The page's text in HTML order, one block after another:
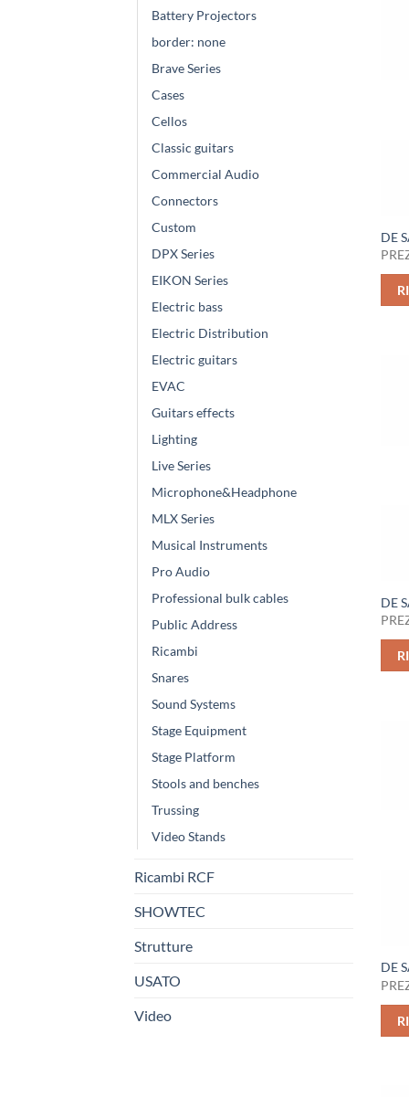
Battery Projectors
border: none
Brave Series
Cases
Cellos
Classic guitars
Commercial Audio
Connectors
Custom
DPX Series
EIKON Series
Electric bass
Electric Distribution
Electric guitars
EVAC
Guitars effects
Lighting
Live Series
Microphone&Headphone
MLX Series
Musical Instruments
Pro Audio
Professional bulk cables
Public Address
Ricambi
Snares
Sound Systems
Stage Equipment
Stage Platform
Stools and benches
Trussing
Video Stands
Ricambi RCF
SHOWTEC
Strutture
USATO
Video
DE
DE
DE